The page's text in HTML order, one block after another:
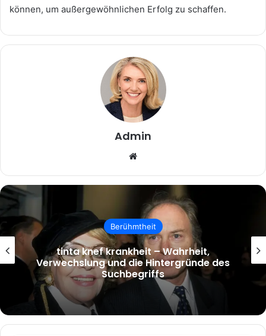
können, um außergewöhnlichen Erfolg zu schaffen.
Admin
Berühmtheit
tinta knef krankheit – Wahrheit,
Verwechslung und die Hintergründe des
Suchbegriffs